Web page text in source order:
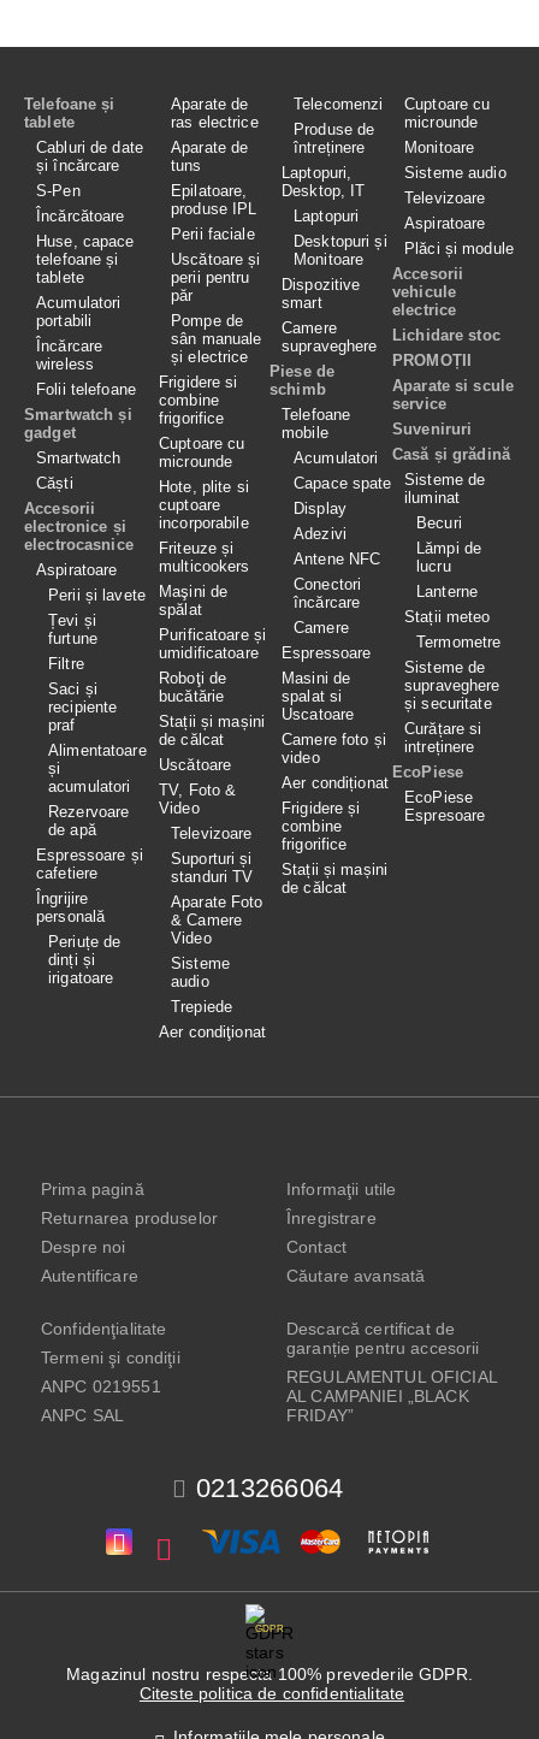
Telefoane și
tablete
Cabluri de date
și încărcare
S-Pen
Încărcătoare
Huse, capace
telefoane și
tablete
Acumulatori
portabili
Încărcare
wireless
Folii telefoane
Smartwatch și
gadget
Smartwatch
Căști
Accesorii
electronice și
electrocasnice
Aspiratoare
Perii și lavete
Țevi și
furtune
Filtre
Saci și
recipiente
praf
Alimentatoare
și
acumulatori
Rezervoare
de apă
Espressoare și
cafetiere
Îngrijire
personală
Periuțe de
dinți și
irigatoare
Aparate de
ras electrice
Aparate de
tuns
Epilatoare,
produse IPL
Perii faciale
Uscătoare și
perii pentru
păr
Pompe de
sân manuale
și electrice
Frigidere si
combine
frigorifice
Cuptoare cu
microunde
Hote, plite si
cuptoare
incorporabile
Friteuze și
multicookers
Maşini de
spălat
Purificatoare și
umidificatoare
Roboţi de
bucătărie
Stații și mașini
de călcat
Uscătoare
TV, Foto &
Video
Televizoare
Suporturi și
standuri TV
Aparate Foto
& Camere
Video
Sisteme
audio
Trepiede
Aer condiţionat
Telecomenzi
Produse de
întreținere
Laptopuri,
Desktop, IT
Laptopuri
Desktopuri și
Monitoare
Dispozitive
smart
Camere
supraveghere
Piese de
schimb
Telefoane
mobile
Acumulatori
Capace spate
Display
Adezivi
Antene NFC
Conectori
încărcare
Camere
Espressoare
Masini de
spalat si
Uscatoare
Camere foto și
video
Aer condiționat
Frigidere și
combine
frigorifice
Stații și mașini
de călcat
Cuptoare cu
microunde
Monitoare
Sisteme audio
Televizoare
Aspiratoare
Plăci și module
Accesorii
vehicule
electrice
Lichidare stoc
PROMOȚII
Aparate si scule
service
Suveniruri
Casă și grădină
Sisteme de
iluminat
Becuri
Lămpi de
lucru
Lanterne
Stații meteo
Termometre
Sisteme de
supraveghere
și securitate
Curățare si
intreținere
EcoPiese
EcoPiese
Espresoare
0213266064
Prima pagină
Returnarea produselor
Despre noi
Autentificare
Informaţii utile
Înregistrare
Contact
Căutare avansată
Confidenţialitate
Termeni şi condiţii
ANPC 0219551
ANPC SAL
Descarcă certificat de
garanție pentru accesorii
REGULAMENTUL OFICIAL
AL CAMPANIEI „BLACK
FRIDAY”
GDPR
Magazinul nostru respecta 100% prevederile GDPR.
Citeste politica de confidentialitate